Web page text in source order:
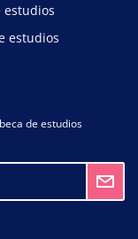
estudios
estudios
de estudios